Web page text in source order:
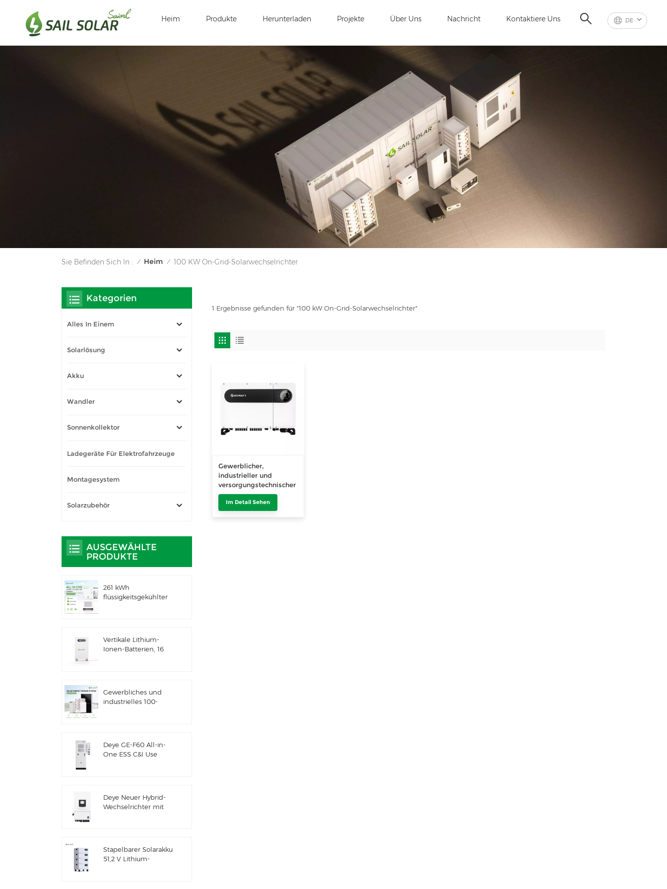
DE
Heim Produkte Herunterladen Projekte Über Uns Nachricht Kontaktiere Uns
Sie Befinden Sich In : / Heim / 100 KW On-Grid-Solarwechselrichter
1 Ergebnisse gefunden für "100 kW On-Grid-Solarwechselrichter"
Gewerblicher,
industrieller und
versorgungstechnischer
Einsatz von Growatt-
PV-
Solarwechselrichtern
Im Detail Sehen
Kategorien
Alles In Einem
Solarlösung
Akku
Wandler
Sonnenkollektor
Ladegeräte Für Elektrofahrzeuge
Montagesystem
Solarzubehör
AUSGEWÄHLTE
PRODUKTE
261 kWh
flüssigkeitsgekühlter
Anwendungen IP66
ESS
Vertikale Lithium-
Ionen-Batterien, 16
Gewerbliches und
industrielles 100-
Deye GE-F60 All-in-
One ESS C&I Use
51,2V 100Ah
Deye Neuer Hybrid-
Wechselrichter mit
Stapelbarer Solarakku
51,2 V Lithium-